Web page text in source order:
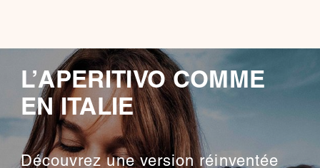
L’APERITIVO COMME
EN ITALIE
Découvrez une version réinventée